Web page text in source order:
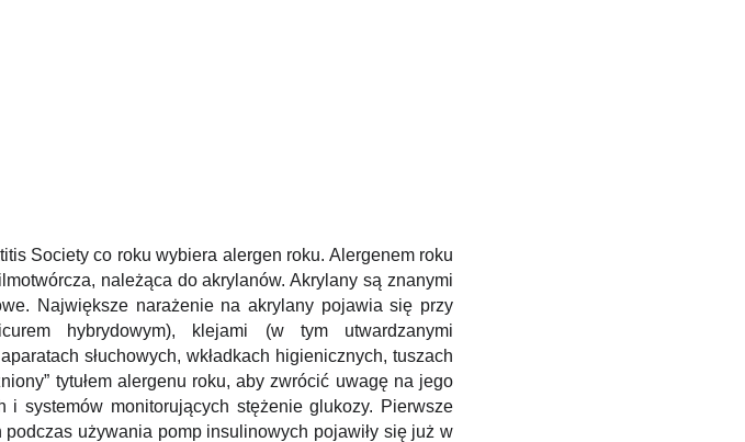
Society co roku wybiera alergen roku. Alergenem roku
należąca do akrylanów. Akrylany są znanymi
Największe narażenie na akrylany pojawia się przy
hybrydowym), klejami (w tym utwardzanymi
słuchowych, wkładkach higienicznych, tuszach
tytułem alergenu roku, aby zwrócić uwagę na jego
systemów monitorujących stężenie glukozy. Pierwsze
używania pomp insulinowych pojawiły się już w